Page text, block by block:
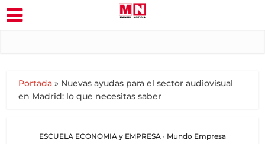
Portada » Nuevas ayudas para el sector audiovisual
en Madrid: lo que necesitas saber
ESCUELA ECONOMIA y EMPRESA • Mundo Empresa